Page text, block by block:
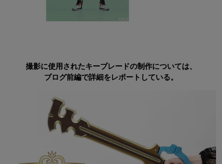
撮影に使用されたキーブレードの制作については、
ブログ前編で詳細をレポートしている。